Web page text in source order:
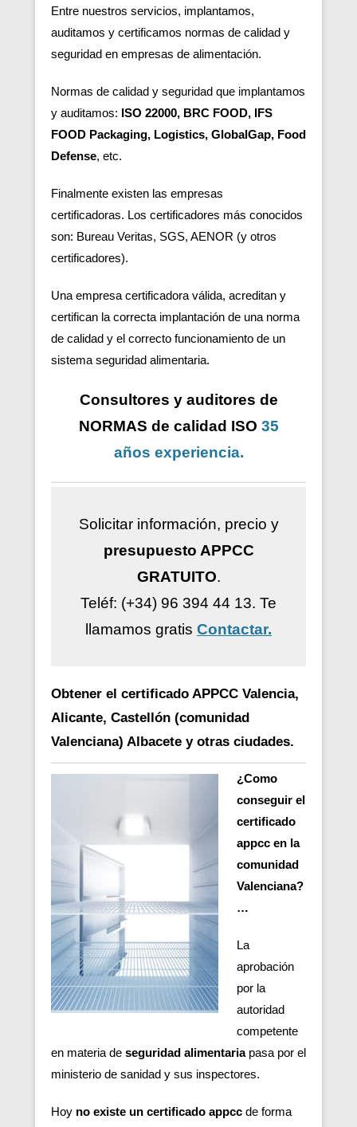
Entre nuestros servicios, implantamos,
auditamos y certificamos normas de calidad y
seguridad en empresas de alimentación.
Normas de calidad y seguridad que implantamos
y auditamos: ISO 22000, BRC FOOD, IFS
FOOD Packaging, Logistics, GlobalGap, Food
Defense, etc.
Finalmente existen las empresas
certificadoras. Los certificadores más conocidos
son: Bureau Veritas, SGS, AENOR (y otros
certificadores).
Una empresa certificadora válida, acreditan y
certifican la correcta implantación de una norma
de calidad y el correcto funcionamiento de un
sistema seguridad alimentaria.
Consultores y auditores de
NORMAS de calidad ISO 35
años experiencia.
Solicitar información, precio y
presupuesto APPCC
GRATUITO.
Teléf: (+34) 96 394 44 13. Te
llamamos gratis Contactar.
Obtener el certificado APPCC Valencia,
Alicante, Castellón (comunidad
Valenciana) Albacete y otras ciudades.
¿Como
conseguir el
certificado
appcc en la
comunidad
Valenciana?
…
La
aprobación
por la
autoridad
competente
en materia de seguridad alimentaria pasa por el
ministerio de sanidad y sus inspectores.
Hoy no existe un certificado appcc de forma